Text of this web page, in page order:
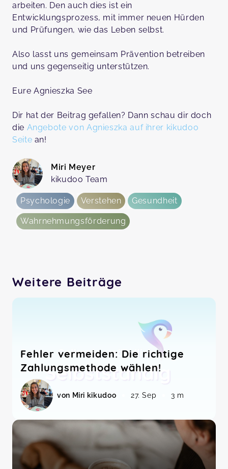
arbeiten. Den auch dies ist ein
Entwicklungsprozess, mit immer neuen Hürden
und Prüfungen, wie das Leben selbst.
Also lasst uns gemeinsam Prävention betreiben
und uns gegenseitig unterstützen.
Eure Agnieszka See
Dir hat der Beitrag gefallen? Dann schau dir doch
die Angebote von Agnieszka auf ihrer kikudoo
Seite an!
Miri Meyer
kikudoo Team
Psychologie Verstehen Gesundheit
Wahrnehmungsförderung
Weitere Beiträge
Fehler vermeiden: Die richtige
Zahlungsmethode wählen!
von Miri kikudoo 27. Sep 3 m